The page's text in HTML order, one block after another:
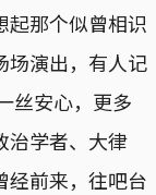
起那个似曾相识
场演出，有人记
丝安心，更多
治学者、大律
经前来，往吧台